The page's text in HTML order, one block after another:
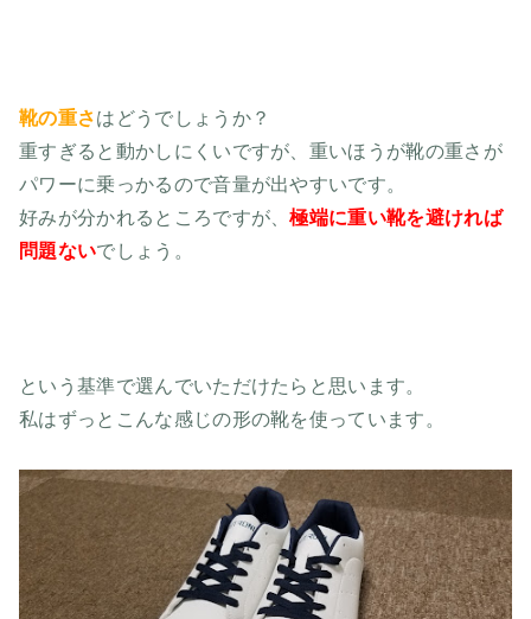
靴の重さはどうでしょうか？
重すぎると動かしにくいですが、重いほうが靴の重さが
パワーに乗っかるので音量が出やすいです。
好みが分かれるところですが、極端に重い靴を避ければ
問題ないでしょう。
という基準で選んでいただけたらと思います。
私はずっとこんな感じの形の靴を使っています。